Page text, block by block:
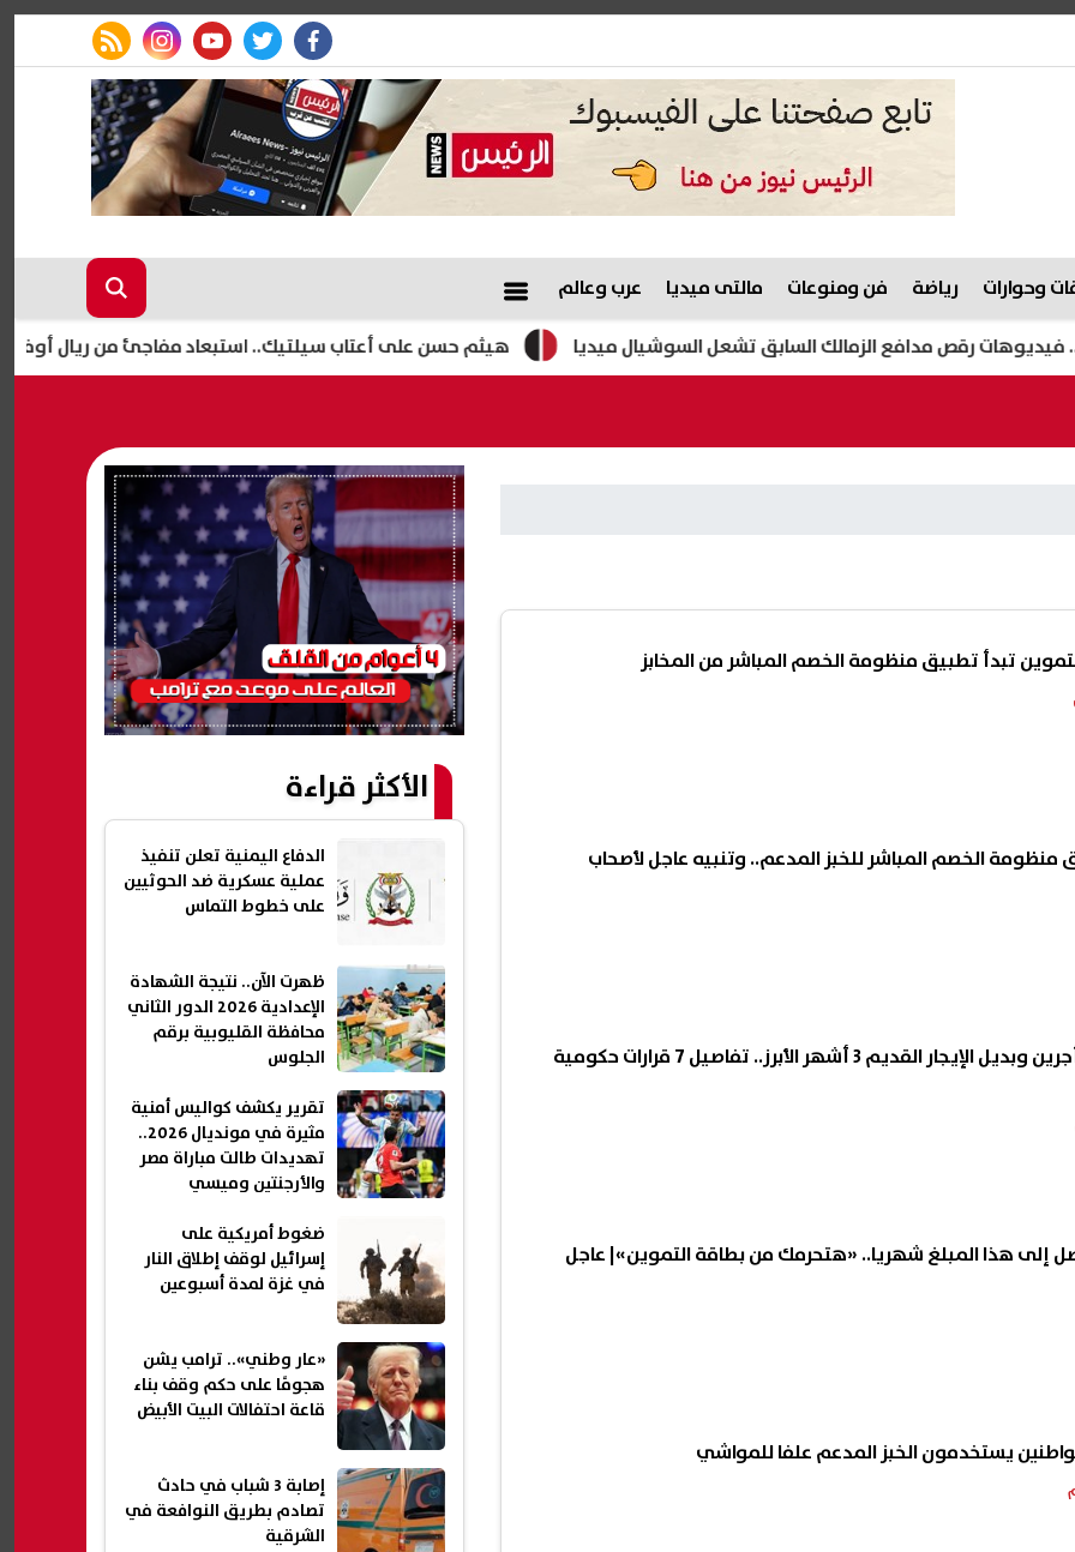
facebook
twitter
youtube
instagram
rss feed
وحوارات رياضة فن ومنوعات مالتى ميديا عرب وعالم
هيثم حسن على أعتاب سيلتيك.. استبعاد مفاجئ من ريال أوفييدو يمهد مدافع الزمالك السابق تشعل السوشيال ميديا
تبدأ تطبيق منظومة الخصم المباشر من المخابز
منظومة الخصم المباشر للخبز المدعم.. وتنبيه عاجل لأصحاب
مد مهلة شقق المستأجرين وبديل الإيجار القديم 3 أشهر الأبرز.. تفاصيل 7 قرارات حكومية
إلى هذا المبلغ شهريا.. «هتحرمك من بطاقة التموين»| عاجل
يستخدمون الخبز المدعم علفا للمواشي
الأكثر قراءة
الدفاع اليمنية تعلن تنفيذ
عملية عسكرية ضد الحوثيين
على خطوط التماس
ظهرت الآن.. نتيجة الشهادة
الإعدادية 2026 الدور الثاني
محافظة القليوبية برقم
الجلوس
تقرير يكشف كواليس أمنية
مثيرة في مونديال 2026..
تهديدات طالت مباراة مصر
والأرجنتين وميسي
ضغوط أمريكية على
إسرائيل لوقف إطلاق النار
في غزة لمدة أسبوعين
«عار وطني».. ترامب يشن
هجومًا على حكم وقف بناء
قاعة احتفالات البيت الأبيض
إصابة 3 شباب في حادث
تصادم بطريق النوافعة في
الشرقية